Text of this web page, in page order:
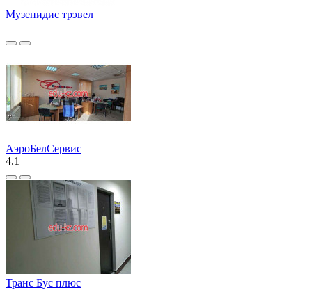
Музенидис трэвел
АэроБелСервис
4.1
Транс Бус плюс